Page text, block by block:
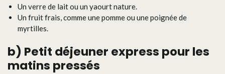
Un verre de lait ou un yaourt nature.
Un fruit frais, comme une pomme ou une poignée de
myrtilles.
b) Petit déjeuner express pour les
matins pressés